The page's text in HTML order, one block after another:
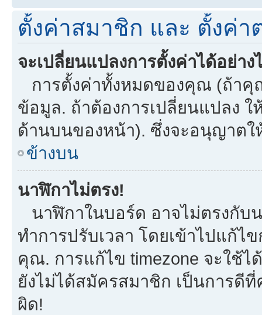
ตั้งค่าสมาชิก และ ตั้งค่า
จะเปลี่ยนแปลงการตั้งค่าได้อย่าง
การตั้งค่าทั้งหมดของคุณ (ถ้าคุ
ข้อมูล. ถ้าต้องการเปลี่ยนแปลง
ด้านบนของหน้า). ซึ่งจะอนุญาต
ข้างบน
นาฬิกาไม่ตรง!
นาฬิกาในบอร์ด อาจไม่ตรงกั
ทำการปรับเวลา โดยเข้าไปแก้ไ
คุณ. การแก้ไข timezone จะใช้
ยังไม่ได้สมัครสมาชิก เป็นการ
ผิด!